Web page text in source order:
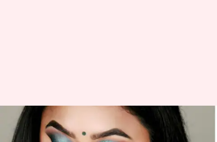
आंखों पर मेकअप लगाकर सो जाते हैं
तो हो सकती हैं ये 5 समस्याएं